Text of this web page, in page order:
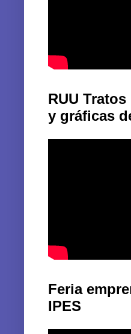
RUU Tratos
y gráficas
Feria
IPES